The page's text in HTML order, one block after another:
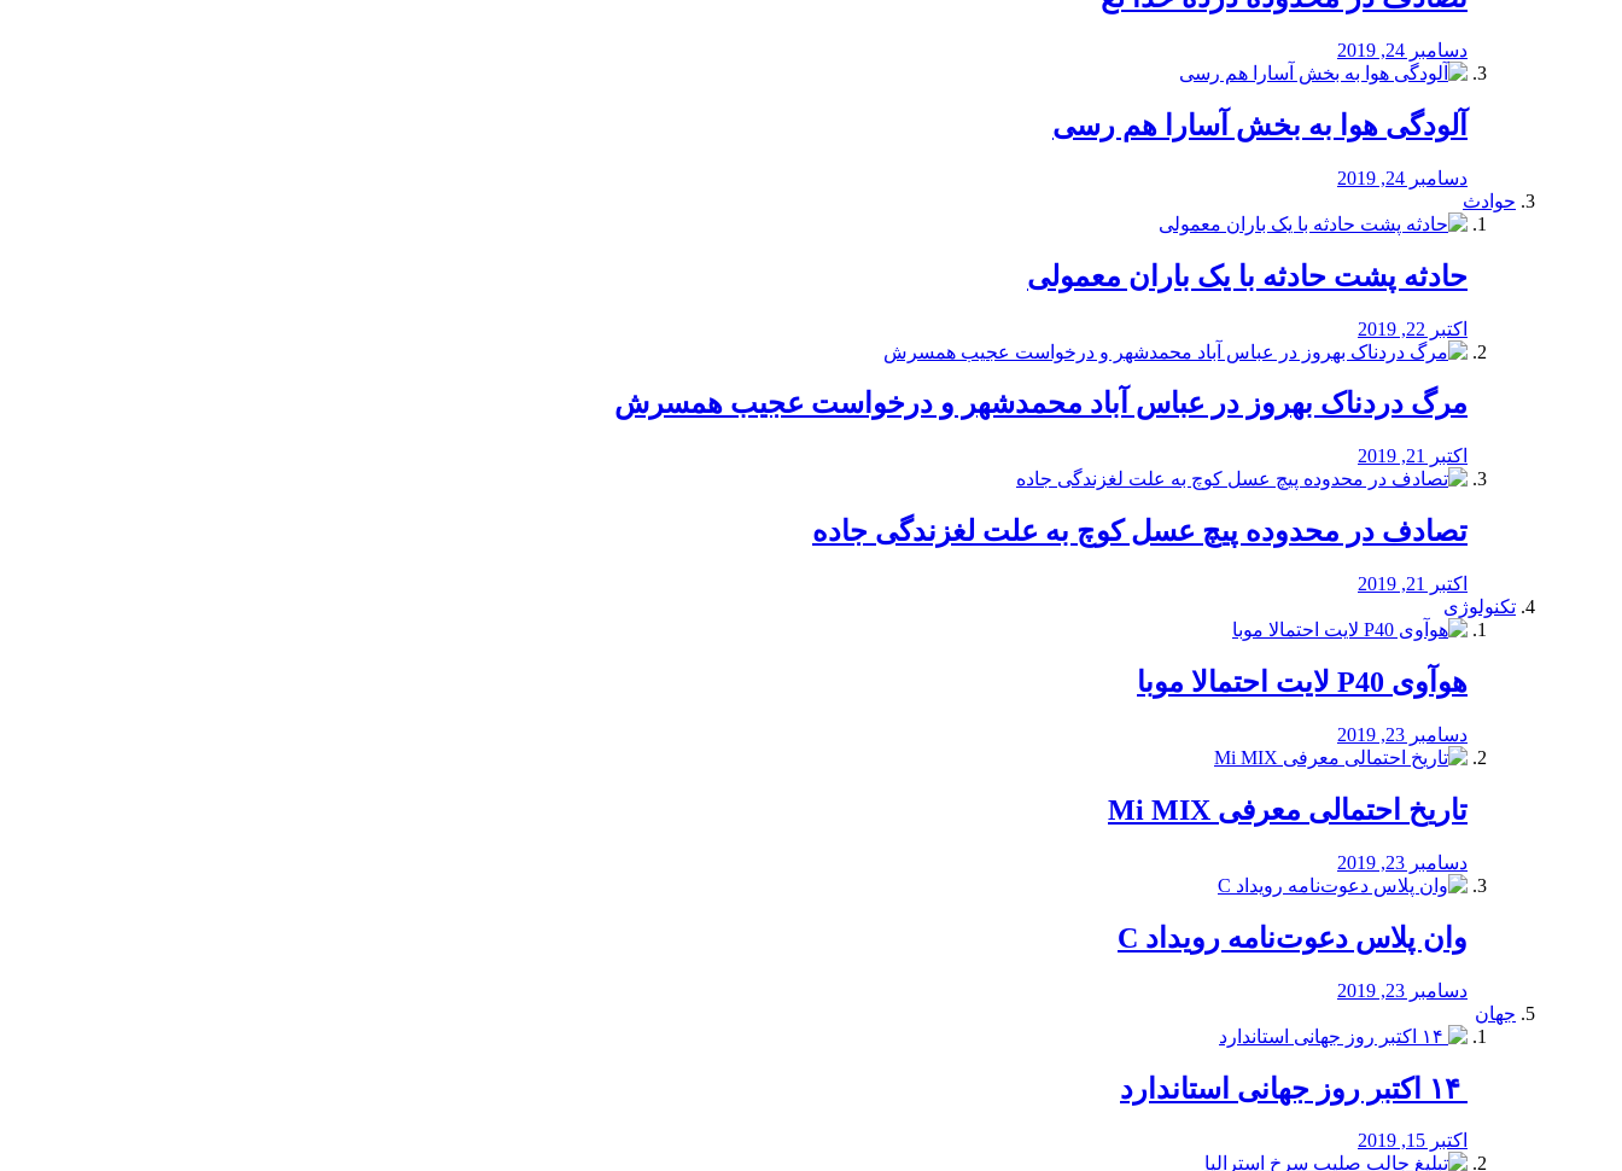
دسامبر 24, 2019
آلودگی هوا به بخش آسارا هم رسی
دسامبر 24, 2019
حوادث
️حادثه پشت حادثه با یک باران معمولی
اکتبر 22, 2019
مرگ دردناک بهروز در عباس آباد محمدشهر و درخواست عجیب همسرش
اکتبر 21, 2019
تصادف در محدوده پیچ عسل کوچ به علت لغزندگی جاده
اکتبر 21, 2019
تکنولوژی
هوآوی P40 لایت احتمالا موبا
دسامبر 23, 2019
تاریخ احتمالی معرفی Mi MIX
دسامبر 23, 2019
وان پلاس دعوت‌نامه رویداد C
دسامبر 23, 2019
جهان
اکتبر 15, 2019